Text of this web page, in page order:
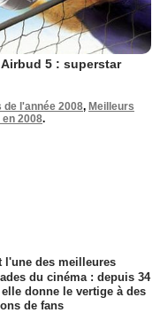
Airbud 5 : superstar
de l'année 2008, Meilleurs
2008.
l'une des meilleures
du cinéma : depuis 34
donne le vertige à des
de fans